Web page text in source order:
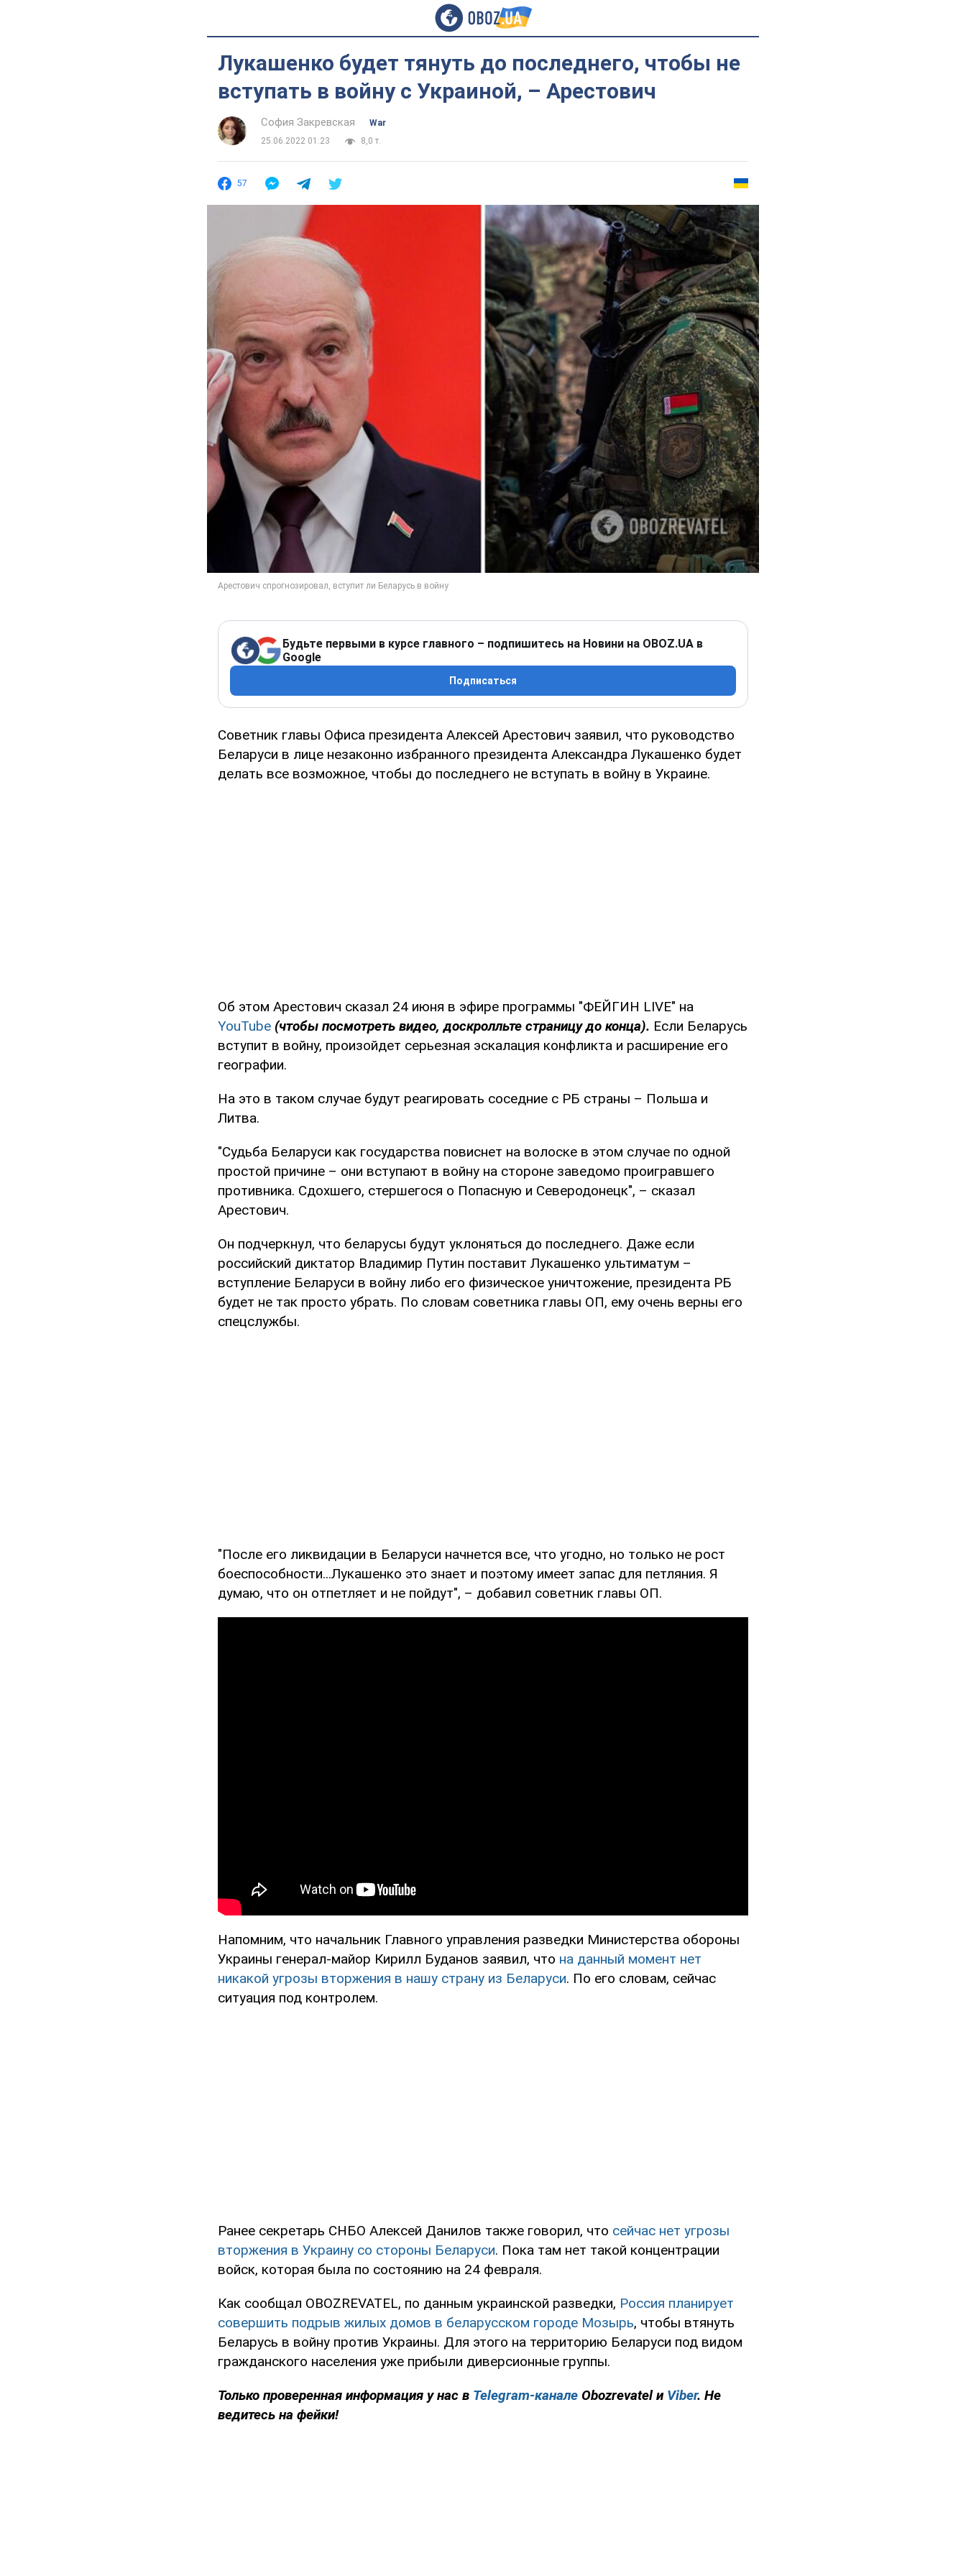
Лукашенко будет тянуть до последнего, чтобы не
вступать в войну с Украиной, – Арестович
София Закревская
War
25.06.2022 01:23
8,0 т.
57
Будьте первыми в курсе главного – подпишитесь на Новини на OBOZ.UA в
Google
Подписаться
Советник главы Офиса президента Алексей Арестович заявил, что руководство
Беларуси в лице незаконно избранного президента Александра Лукашенко будет
делать все возможное, чтобы до последнего не вступать в войну в Украине.
Об этом Арестович сказал 24 июня в эфире программы "ФЕЙГИН LIVE" на
YouTube (чтобы посмотреть видео, доскролльте страницу до конца). Если Беларусь
вступит в войну, произойдет серьезная эскалация конфликта и расширение его
географии.
На это в таком случае будут реагировать соседние с РБ страны – Польша и
Литва.
"Судьба Беларуси как государства повиснет на волоске в этом случае по одной
простой причине – они вступают в войну на стороне заведомо проигравшего
противника. Сдохшего, стершегося о Попасную и Северодонецк", – сказал
Арестович.
Он подчеркнул, что беларусы будут уклоняться до последнего. Даже если
российский диктатор Владимир Путин поставит Лукашенко ультиматум –
вступление Беларуси в войну либо его физическое уничтожение, президента РБ
будет не так просто убрать. По словам советника главы ОП, ему очень верны его
спецслужбы.
"После его ликвидации в Беларуси начнется все, что угодно, но только не рост
боеспособности...Лукашенко это знает и поэтому имеет запас для петляния. Я
думаю, что он отпетляет и не пойдут", – добавил советник главы ОП.
Напомним, что начальник Главного управления разведки Министерства обороны
Украины генерал-майор Кирилл Буданов заявил, что на данный момент нет
никакой угрозы вторжения в нашу страну из Беларуси. По его словам, сейчас
ситуация под контролем.
Ранее секретарь СНБО Алексей Данилов также говорил, что сейчас нет угрозы
вторжения в Украину со стороны Беларуси. Пока там нет такой концентрации
войск, которая была по состоянию на 24 февраля.
Как сообщал OBOZREVATEL, по данным украинской разведки, Россия планирует
совершить подрыв жилых домов в беларусском городе Мозырь, чтобы втянуть
Беларусь в войну против Украины. Для этого на территорию Беларуси под видом
гражданского населения уже прибыли диверсионные группы.
Только проверенная информация у нас в Telegram-канале Obozrevatel и Viber. Не
ведитесь на фейки!